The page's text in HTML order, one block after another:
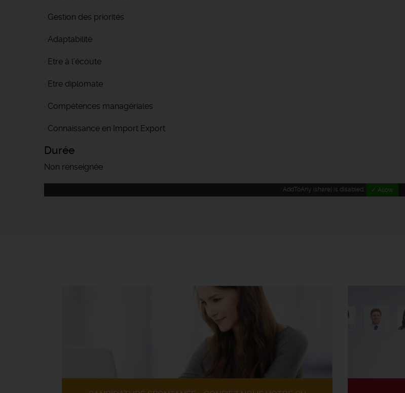
· Gestion des priorités
· Adaptabilité
· Etre à l’écoute
· Etre diplomate
· Compétences managériales
· Connaissance en Import Export
Durée
Non renseignée
AddToAny (share) is disabled. ✓ Allow